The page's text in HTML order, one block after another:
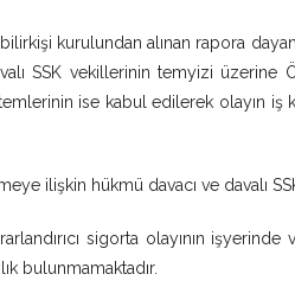
kurulundan alınan rapora
SSK vekillerinin temyizi üzerine
ise kabul edilerek olayın iş
ilişkin hükmü davacı ve davalı
sigorta olayının işyerinde
bulunmamaktadır.